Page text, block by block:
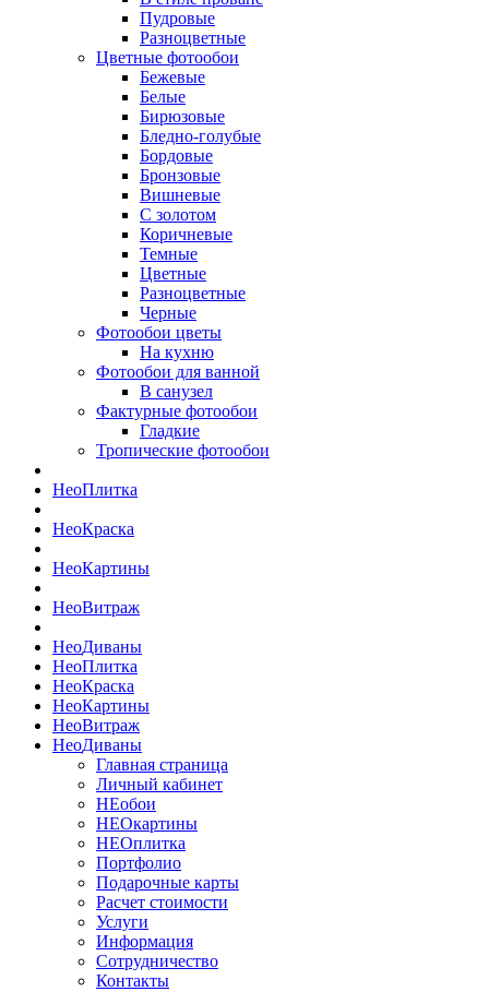
Пудровые
Разноцветные
Цветные фотообои
Бежевые
Белые
Бирюзовые
Бледно-голубые
Бордовые
Бронзовые
Вишневые
С золотом
Коричневые
Темные
Цветные
Разноцветные
Черные
Фотообои цветы
На кухню
Фотообои для ванной
В санузел
Фактурные фотообои
Гладкие
Тропические фотообои
НеоПлитка
НеоКраска
НеоКартины
НеоВитраж
НеоДиваны
НеоПлитка
НеоКраска
НеоКартины
НеоВитраж
НеоДиваны
Главная страница
Личный кабинет
НЕобои
НЕОкартины
НЕОплитка
Портфолио
Подарочные карты
Расчет стоимости
Услуги
Информация
Сотрудничество
Контакты